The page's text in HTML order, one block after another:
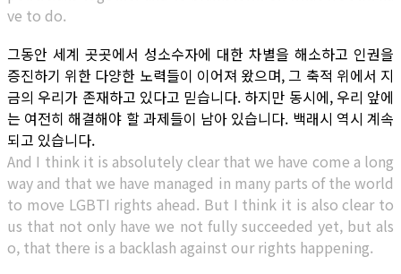
ve to do.
그동안 세계 곳곳에서 성소수자에 대한 차별을 해소하고 인권을
증진하기 위한 다양한 노력들이 이어져 왔으며, 그 축적 위에서 지
금의 우리가 존재하고 있다고 믿습니다. 하지만 동시에, 우리 앞에
는 여전히 해결해야 할 과제들이 남아 있습니다. 백래시 역시 계속
되고 있습니다.
And I think it is absolutely clear that we have come a long
way and that we have managed in many parts of the world
to move LGBTI rights ahead. But I think it is also clear to
us that not only have we not fully succeeded yet, but als
o, that there is a backlash against our rights happening.